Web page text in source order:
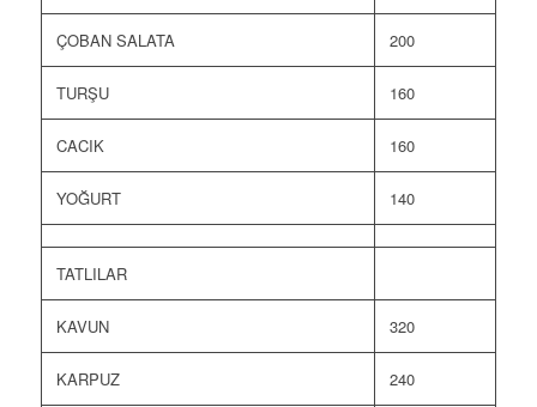
ÇOBAN SALATA 200
TURŞU 160
CACIK 160
YOĞURT 140
TATLILAR
KAVUN 320
KARPUZ 240